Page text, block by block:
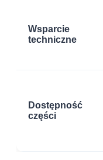
Wsparcie
techniczne
Dostępność
części